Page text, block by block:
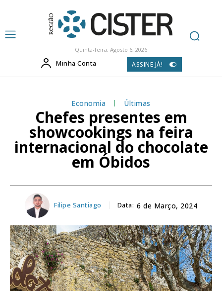
Quinta-feira, Agosto 6, 2026
Minha Conta ASSINE JÁ!
Economia Últimas
Chefes presentes em
showcookings na feira
internacional do chocolate
em Óbidos
Filipe Santiago Data: 6 de Março, 2024